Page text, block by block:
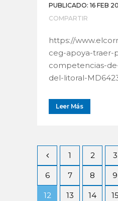
PUBLICADO: 16 FEB
COMPARTIR
https://
ceg-apoya-traer-
competencias-
del-litoral-
Leer Más
1 2 3
6 7 8 9
12 13 14 15